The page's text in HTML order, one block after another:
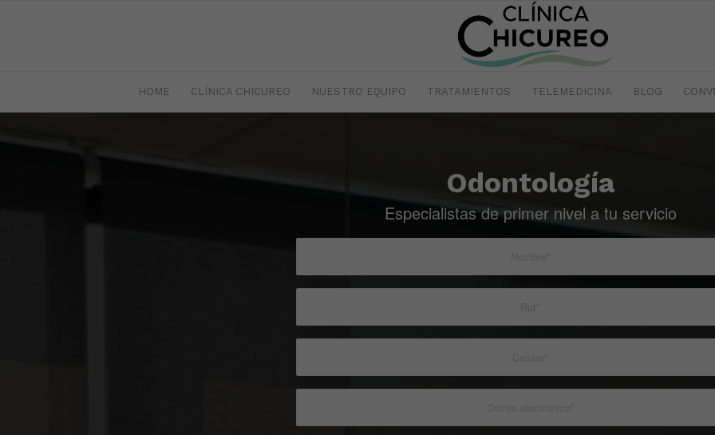
HOME CLÍNICA CHICUREO NUESTRO EQUIPO TRATAMIENTOS TELEMEDICINA BLOG
Odontología
Especialistas de primer nivel a tu servicio